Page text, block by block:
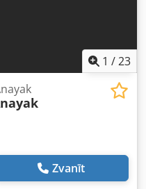
1 /23
Zvanīt